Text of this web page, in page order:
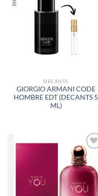
A LA
LISTA
DESEOS
DECANTS
GIORGIO ARMANI CODE
HOMBRE EDT (DECANTS 5
ML)
AÑADIR
A LA
LISTA
DE
DESEOS